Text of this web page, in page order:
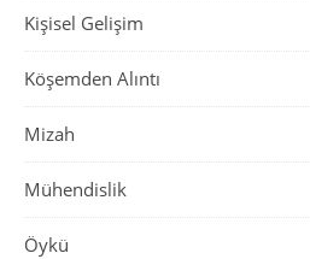
Kişisel Gelişim
Köşemden Alıntı
Mizah
Mühendislik
Öykü